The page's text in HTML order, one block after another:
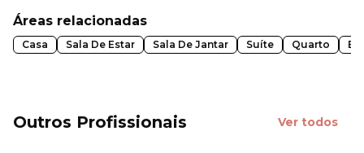
Áreas relacionadas
Casa Sala De Estar Sala De Jantar Suíte Quarto
Outros Profissionais Ver todos